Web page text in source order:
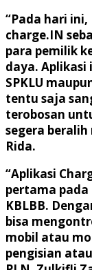
“Pada hari
charge.IN
para pemilik
daya.
SPKLU
tentu saja
terobosan
segera
Rida.
“Aplikasi
pertama pada
KBLBB.
bisa
mobil atau
pengisian